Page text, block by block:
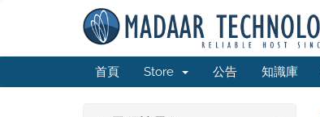
首頁 Store 公告 知識庫